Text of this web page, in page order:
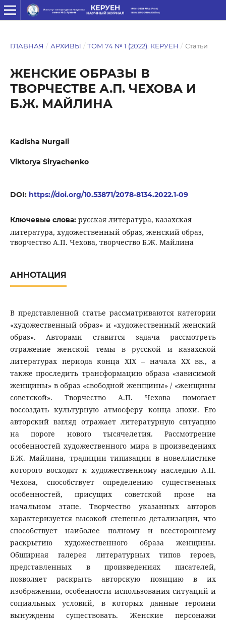
ГЛАВНАЯ / АРХИВЫ / ТОМ 74 № 1 (2022): КЕРУЕН / Статьи
ЖЕНСКИЕ ОБРАЗЫ В
ТВОРЧЕСТВЕ А.П. ЧЕХОВА И
Б.Ж. МАЙЛИНА
Kadisha Nurgali
Viktorya Siryachenko
DOI: https://doi.org/10.53871/2078-8134.2022.1-09
Ключевые слова: русская литература, казахская
литература, художественный образ, женский образ,
творчество А.П. Чехова, творчество Б.Ж. Майлина
АННОТАЦИЯ
В представленной статье рассматриваются категории
«художественный образ» и «художественный женский
образ». Авторами ставится задача рассмотреть
отражение женской темы в русской и казахской
литературах периода конца XIX – начала XX вв., а
также проследить трансформацию образа «зависимой
женщины» в образ «свободной женщины» / «женщины
советской». Творчество А.П. Чехова помогает
воссоздать культурную атмосферу конца эпохи. Его
авторский взгляд отражает литературную ситуацию
на пороге нового тысячелетия. Рассмотрение
особенностей художественного мира в произведениях
Б.Ж. Майлина, традиции типизации в новеллистике
которого восходят к художественному наследию А.П.
Чехова, способствует определению существенных
особенностей, присущих советской прозе на
начальном этапе. Творчество указанных авторов
характеризуется высокой степенью детализации, что
способствует наиболее полному и всестороннему
раскрытию художественного образа женщины.
Обширная галерея литературных типов героев,
представленных в произведениях писателей,
позволяет раскрыть авторскую позицию в их
изображении, особенности использования ситуаций и
социальных условий, в которых данные героини
вынуждены существовать. Женские персонажи